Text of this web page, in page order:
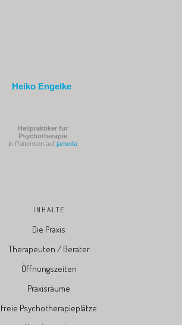
Heiko Engelke
Heilpraktiker für
Psychotherapie
in Pattensen auf jameda
INHALTE
Die Praxis
Therapeuten / Berater
Öffnungszeiten
Praxisräume
freie Psychotherapieplätze